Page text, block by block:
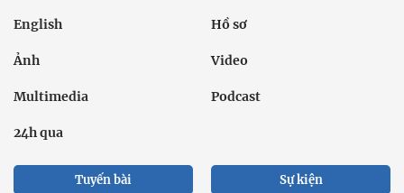
English Hồ sơ
Ảnh Video
Multimedia Podcast
24h qua
Tuyến bài Sự kiện